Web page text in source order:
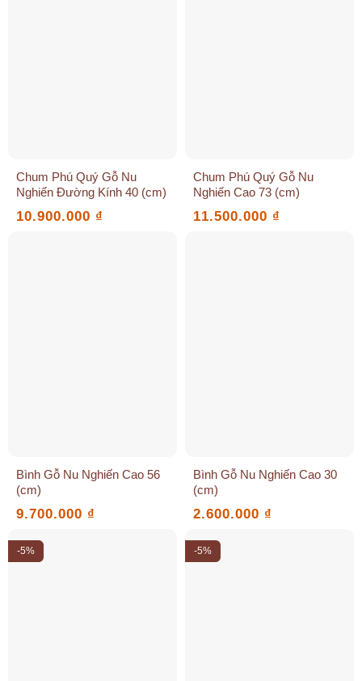
Chum Phú Quý Gỗ Nu
Nghiến Đường Kính 40 (cm)
10.900.000 ₫
Chum Phú Quý Gỗ Nu
Nghiến Cao 73 (cm)
11.500.000 ₫
Bình Gỗ Nu Nghiến Cao 56
(cm)
9.700.000 ₫
Bình Gỗ Nu Nghiến Cao 30
(cm)
2.600.000 ₫
-5% -5%